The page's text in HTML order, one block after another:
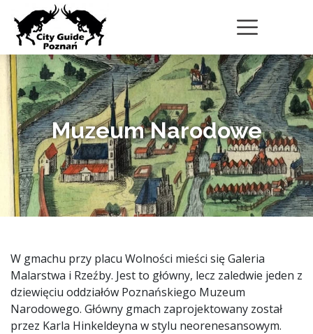
Muzeum Narodowe
W gmachu przy placu Wolności mieści się Galeria
Malarstwa i Rzeźby. Jest to główny, lecz zaledwie jeden z
dziewięciu oddziałów Poznańskiego Muzeum
Narodowego. Główny gmach zaprojektowany został
przez Karla Hinkeldeyna w stylu neorenesansowym.